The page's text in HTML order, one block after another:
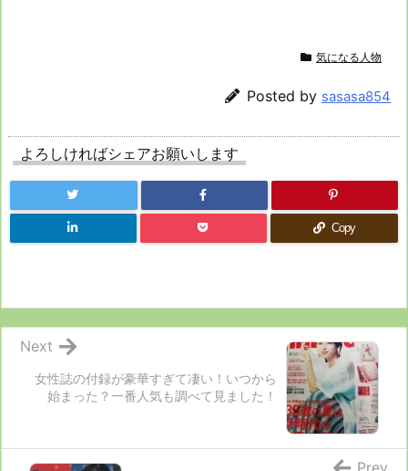
気になる人物
Posted by sasasa854
よろしければシェアお願いします
Copy
女性誌の付録が豪華すぎて凄い！いつから
始まった？一番人気も調べて見ました！
Next
Prev